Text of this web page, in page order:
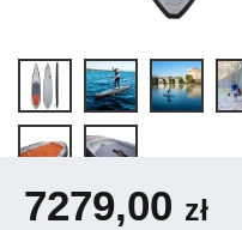
7279,00 zł